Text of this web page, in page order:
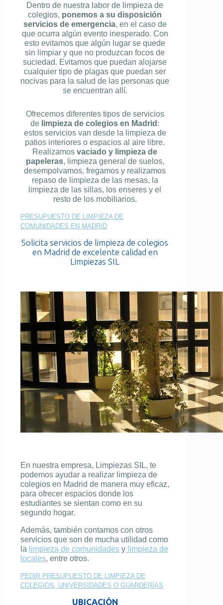
Dentro de nuestra labor de limpieza de
colegios, ponemos a su disposición
servicios de emergencia, en el caso de
que ocurra algún evento inesperado. Con
esto evitamos que algún lugar se quede
sin limpiar y que no produzcan focos de
suciedad. Evitamos que puedan alojarse
cualquier tipo de plagas que puedan ser
nocivas para la salud de las personas que
se encuentran allí.
Ofrecemos diferentes tipos de servicios
de limpieza de colegios en Madrid :
estos servicios van desde la limpieza de
patios interiores o espacios al aire libre.
Realizamos vaciado y limpieza de
papeleras, limpieza general de suelos,
desempolvamos, fregamos y realizamos
repaso de limpieza de las mesas, la
limpieza de las sillas, los enseres y el
resto de los mobiliarios.
PRESUPUESTO DE LIMPIEZA DE
COMUNIDADES EN MADRID
Solicita servicios de limpieza de colegios
en Madrid de excelente calidad en
Limpiezas SIL
En nuestra empresa, Limpiezas SIL, te
podemos ayudar a realizar limpieza de
colegios en Madrid de manera muy eficaz,
para ofrecer espacios donde los
estudiantes se sientan como en su
segundo hogar.
Además, también contamos con otros
servicios que son de mucha utilidad como
la limpieza de comunidades y limpieza de
locales, entre otros.
PEDIR PRESUPUESTO DE LIMPIEZA DE
COLEGIOS, UNIVERSIDADES O GUARDERÍAS
UBICACIÓN